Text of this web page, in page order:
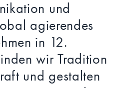
und
agierendes
in 12.
wir Tradition
und gestalten